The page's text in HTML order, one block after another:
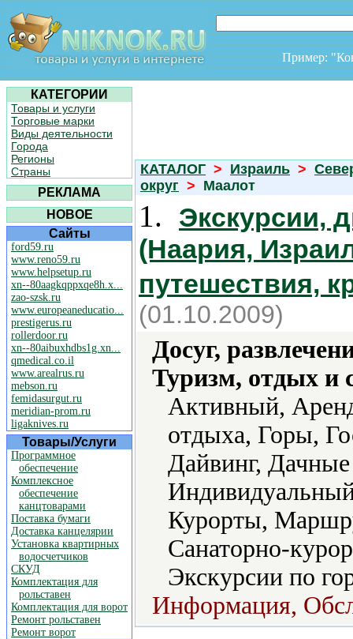
Пример:
КАТЕГОРИИ
Товары и услуги
Торговые марки
Виды деятельности
Города
Регионы
Страны
РЕКЛАМА
НОВОЕ
Сайты
ford59.ru
www.reno59.ru
www.helpsetup.ru
xn--80aagkqppxqe8h.x...
zao-szsk.ru
www.europeaneducatio...
prestigerus.ru
rollerdoor.ru
xn--80aibuxhdbs1g.xn...
qmedical.co.il
www.arealrus.ru
mebson.ru
femidasurgut.ru
meridian-prom.ru
ligaknives.ru
Товары/Услуги
Программное
обеспечение
Комплексное
обеспечение
канцтоварами
Поставка бумаги
Доставка канцелярии
Установка квартирных
водосчетчиков
СКУД
Комплектация для
рольставен
Комплектация для ворот
Ремонт рольставен
Ремонт ворот
КАТАЛОГ > Израиль >
округ > Маалот
1.
Экскурсии,
(Наария,
путешествия,
(01.10.2009)
Досуг,
Туризм, отдых и
Активный,
отдыха, Горы,
Дайвинг,
Курорты,
Санаторно-
Экскурсии по
Информация,